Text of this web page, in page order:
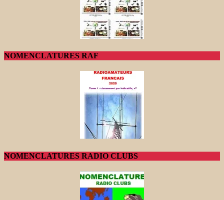
NOMENCLATURES RAF
NOMENCLATURES RADIO CLUBS